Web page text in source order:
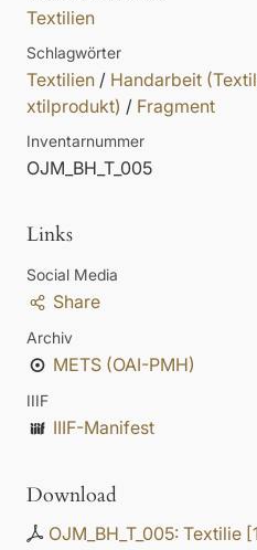
Textilien
Schlagwörter
Textilien / Handarbeit
xtilprodukt) / Fragment
Inventarnummer
OJM_BH_T_005
Links
Social Media
Share
Archiv
METS (OAI-PMH)
IIIF
IIIF-Manifest
Download
OJM_BH_T_005: Textilie [